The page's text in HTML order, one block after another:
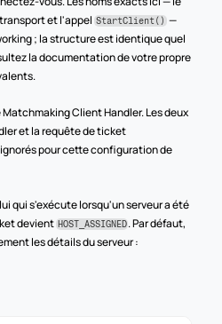
transport et l'appel StartClient() —
; la structure est identique quel
la documentation de votre propre
Client Handler. Les deux
et la requête de ticket
pour cette configuration de
qui s'exécute lorsqu'un serveur a été
devient HOST_ASSIGNED . Par défaut,
les détails du serveur :